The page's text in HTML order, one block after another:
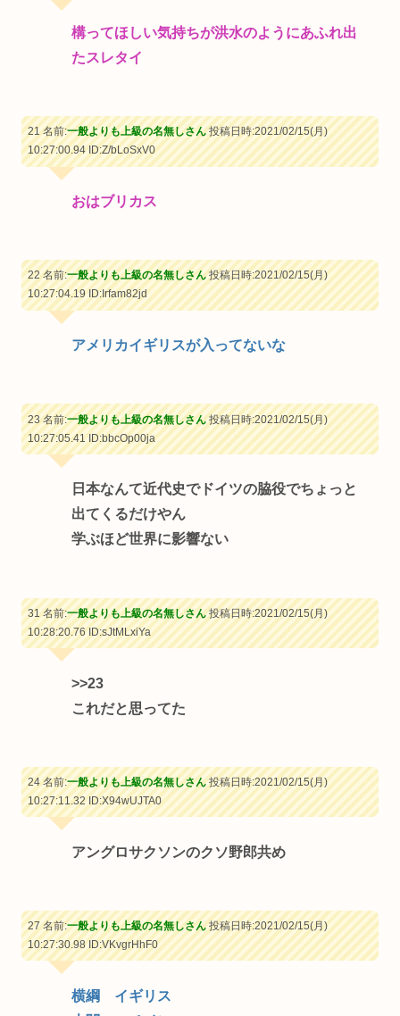
構ってほしい気持ちが洪水のようにあふれ出
たスレタイ
21 名前:一般よりも上級の名無しさん投稿日時:2021/02/15(月)
10:27:00.94ID:Z/bLoSxV0
おはブリカス
22 名前:一般よりも上級の名無しさん投稿日時:2021/02/15(月)
10:27:04.19ID:Irfam82jd
アメリカイギリスが入ってないな
23 名前:一般よりも上級の名無しさん投稿日時:2021/02/15(月)
10:27:05.41ID:bbcOp00ja
日本なんて近代史でドイツの脇役でちょっと
出てくるだけやん
学ぶほど世界に影響ない
31 名前:一般よりも上級の名無しさん投稿日時:2021/02/15(月)
10:28:20.76ID:sJtMLxiYa
>>23
これだと思ってた
24 名前:一般よりも上級の名無しさん投稿日時:2021/02/15(月)
10:27:11.32ID:X94wUJTA0
アングロサクソンのクソ野郎共め
27 名前:一般よりも上級の名無しさん投稿日時:2021/02/15(月)
10:27:30.98ID:VKvgrHhF0
横綱 イギリス